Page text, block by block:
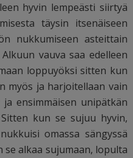
hyvin lempeästi siirtyä
täysin itsenäiseen
nukkumiseen asteittain
vauva saa edelleen
loppuyöksi sitten kun
myös ja harjoitellaan vain
ensimmäisen unipätkän
kun se sujuu hyvin,
omassa sängyssä
se alkaa sujumaan, lopulta